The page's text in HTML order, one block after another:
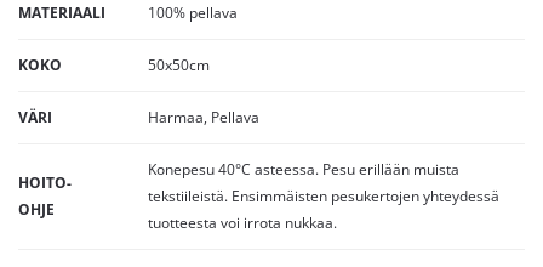
MATERIAALI 100% pellava
KOKO 50x50cm
VÄRI Harmaa, Pellava
HOITO-
OHJE
Konepesu 40°C asteessa. Pesu erillään muista
tekstiileistä. Ensimmäisten pesukertojen yhteydessä
tuotteesta voi irrota nukkaa.